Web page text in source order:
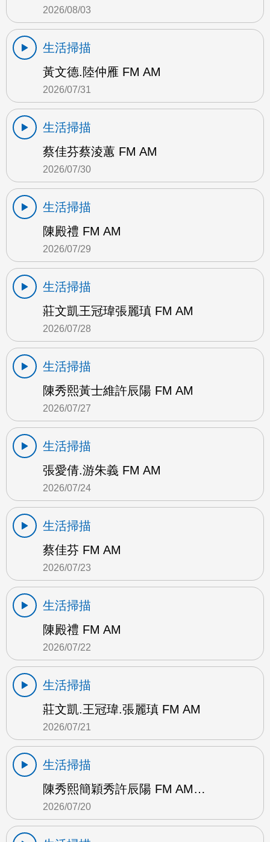
2026/08/03
生活掃描
黃文德.陸仲雁 FM AM
2026/07/31
生活掃描
蔡佳芬蔡淩蕙 FM AM
2026/07/30
生活掃描
陳殿禮 FM AM
2026/07/29
生活掃描
莊文凱王冠瑋張麗瑱 FM AM
2026/07/28
生活掃描
陳秀熙黃士維許辰陽 FM AM
2026/07/27
生活掃描
張愛倩.游朱義 FM AM
2026/07/24
生活掃描
蔡佳芬 FM AM
2026/07/23
生活掃描
陳殿禮 FM AM
2026/07/22
生活掃描
莊文凱.王冠瑋.張麗瑱 FM AM
2026/07/21
生活掃描
陳秀熙簡穎秀許辰陽 FM AM…
2026/07/20